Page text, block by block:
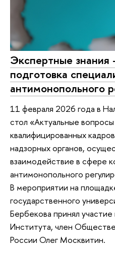
Экспертные знания
подготовка
антимонопольного
11 февраля 2026 года в
стол «Актуальные
квалифицированных
надзорных органов,
взаимодействие в сфере
антимонопольного
В мероприятии на
государственного
Бербекова принял
Института, член
России Олег Москвитин.